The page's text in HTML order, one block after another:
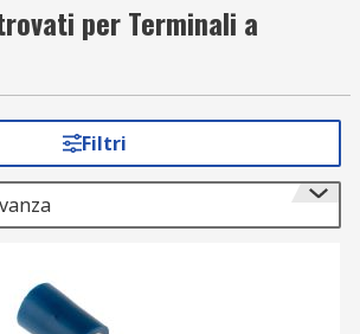
a cilindretto della
cavo, in modo che il filo
essere inserito e crimpato.
estremità di collegamento, è
con un foro centrale che
un perno o un bullone.
occhiello possono essere
un terminale a
per Terminali a
Filtri